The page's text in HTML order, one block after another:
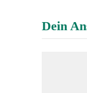
Dein